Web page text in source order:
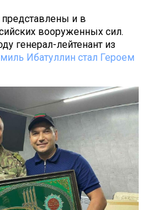
и в
вооруженных сил.
генерал-лейтенант из
Ибатуллин стал Героем